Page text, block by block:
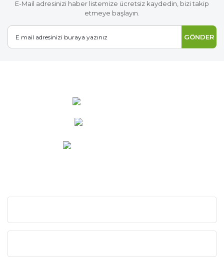
E-Mail adresinizi haber listemize ücretsiz kaydedin, bizi takip
etmeye başlayın.
GÖNDER